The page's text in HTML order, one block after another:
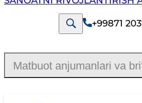
+99871
Matbuot anjumanlari va